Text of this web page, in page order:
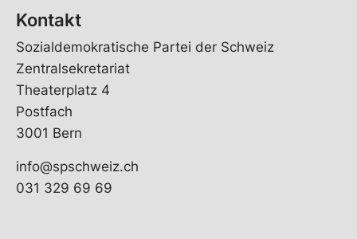
Kontakt
Sozialdemokratische Partei der Schweiz
Zentralsekretariat
Theaterplatz 4
Postfach
3001 Bern
info@spschweiz.ch
031 329 69 69